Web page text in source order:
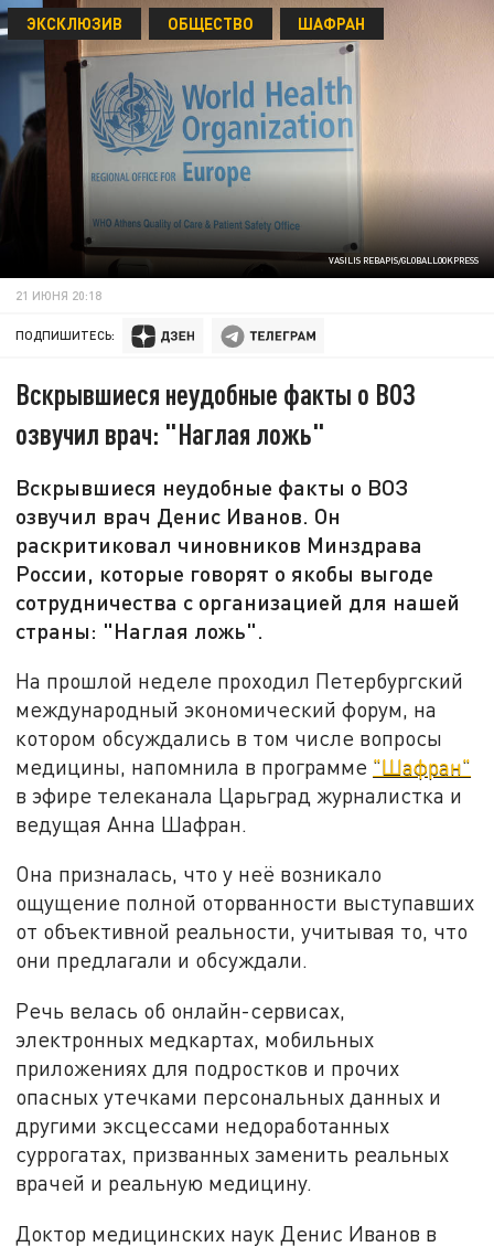
VASILIS REBAPIS/GLOBALLOOKPRESS
ЭКСКЛЮЗИВ ОБЩЕСТВО ШАФРАН
21 ИЮНЯ 20:18
ПОДПИШИТЕСЬ:
Вскрывшиеся неудобные факты о ВОЗ
озвучил врач: "Наглая ложь"
Вскрывшиеся неудобные факты о ВОЗ
озвучил врач Денис Иванов. Он
раскритиковал чиновников Минздрава
России, которые говорят о якобы выгоде
сотрудничества с организацией для нашей
страны: "Наглая ложь".
На прошлой неделе проходил Петербургский
международный экономический форум, на
котором обсуждались в том числе вопросы
медицины, напомнила в программе "Шафран"
в эфире телеканала Царьград журналистка и
ведущая Анна Шафран.
Она призналась, что у неё возникало
ощущение полной оторванности выступавших
от объективной реальности, учитывая то, что
они предлагали и обсуждали.
Речь велась об онлайн-сервисах,
электронных медкартах, мобильных
приложениях для подростков и прочих
опасных утечками персональных данных и
другими эксцессами недоработанных
суррогатах, призванных заменить реальных
врачей и реальную медицину.
Доктор медицинских наук Денис Иванов в